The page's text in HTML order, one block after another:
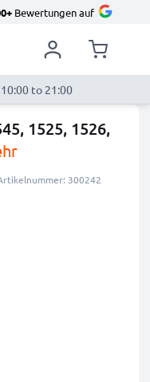
Bewertungen auf
to 21:00
1525, 1526,
300242